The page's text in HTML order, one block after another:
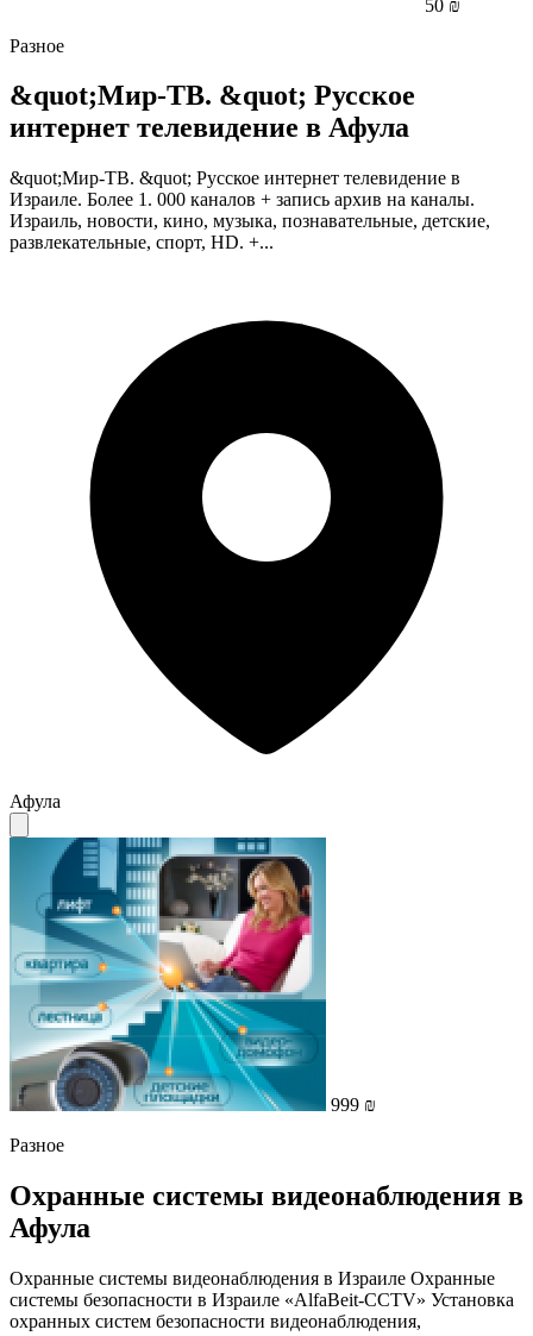
50 ₪
Разное
&quot;Мир-ТВ. &quot; Русское
интернет телевидение в Афула
&quot;Мир-ТВ. &quot; Русское интернет телевидение в
Израиле. Более 1. 000 каналов + запись архив на каналы.
Израиль, новости, кино, музыка, познавательные, детские,
развлекательные, спорт, HD. +...
Афула
999 ₪
Разное
Охранные системы видеонаблюдения в
Афула
Охранные системы видеонаблюдения в Израиле Охранные
системы безопасности в Израиле «AlfaBeit-CCTV» Установка
охранных систем безопасности видеонаблюдения,